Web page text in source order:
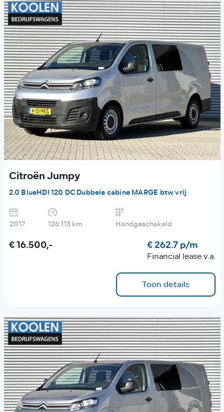
Citroën Jumpy
2.0 BlueHDI 120 DC Dubbele cabine MARGE btw vrij
2017 126.113 km Handgeschakeld
€ 16.500,- € 262.7 p/m
Financial lease v.a.
Toon details